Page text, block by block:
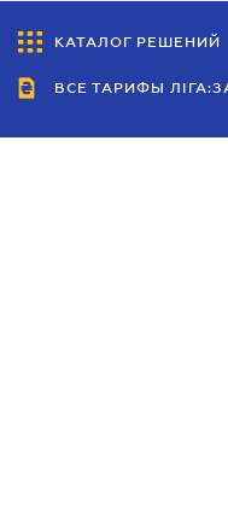
КАТАЛОГ РЕШЕНИЙ
ВСЕ ТАРИФЫ